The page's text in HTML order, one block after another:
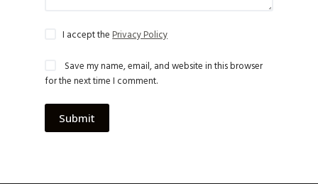
I accept thePrivacy Policy
Save my name, email, and website in this browser
for the next time I comment.
Submit